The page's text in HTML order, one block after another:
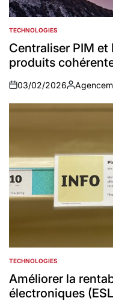
POSTED
IN
TECHNOLOGIES
Centraliser PIM
produits
on
03/02/2026
Auteur
POSTED
IN
TECHNOLOGIES
Améliorer la
électroniques